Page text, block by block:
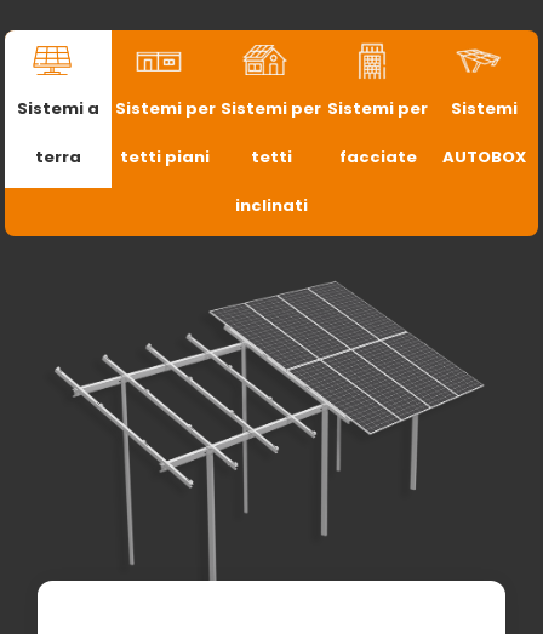
Sistemi a
terra
Sistemi per
tetti piani
Sistemi per
tetti
inclinati
Sistemi per
facciate
Sistemi
AUTOBOX